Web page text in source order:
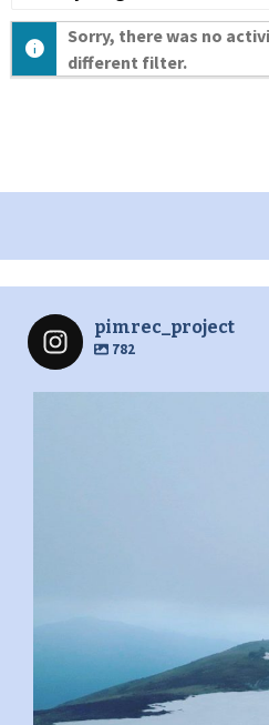
Activities
Sorry, there was no
different filter.
pimrec_project
782